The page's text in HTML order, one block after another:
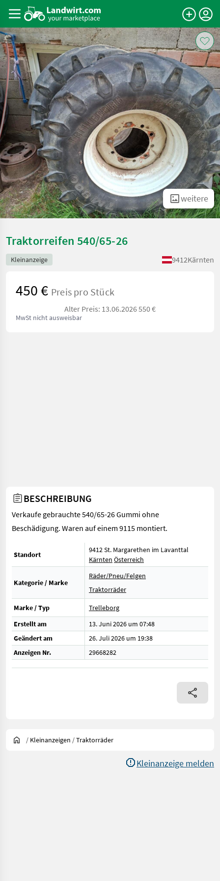
weitere
Traktorreifen 540/65-26
Kleinanzeige 9412Kärnten
450 € Preis pro Stück
Alter Preis: 13.06.2026 550 €
MwSt nicht ausweisbar
BESCHREIBUNG
Verkaufe gebrauchte 540/65-26 Gummi ohne
Beschädigung. Waren auf einem 9115 montiert.
Standort
9412 St. Margarethen im Lavanttal
Kärnten Österreich
Kategorie / Marke
Räder/Pneu/Felgen
Traktorräder
Marke / Typ
Trelleborg
Erstellt am
13. Juni 2026 um 07:48
Geändert am
26. Juli 2026 um 19:38
Anzeigen Nr.
29668282
/ Kleinanzeigen /Traktorräder
Kleinanzeige melden